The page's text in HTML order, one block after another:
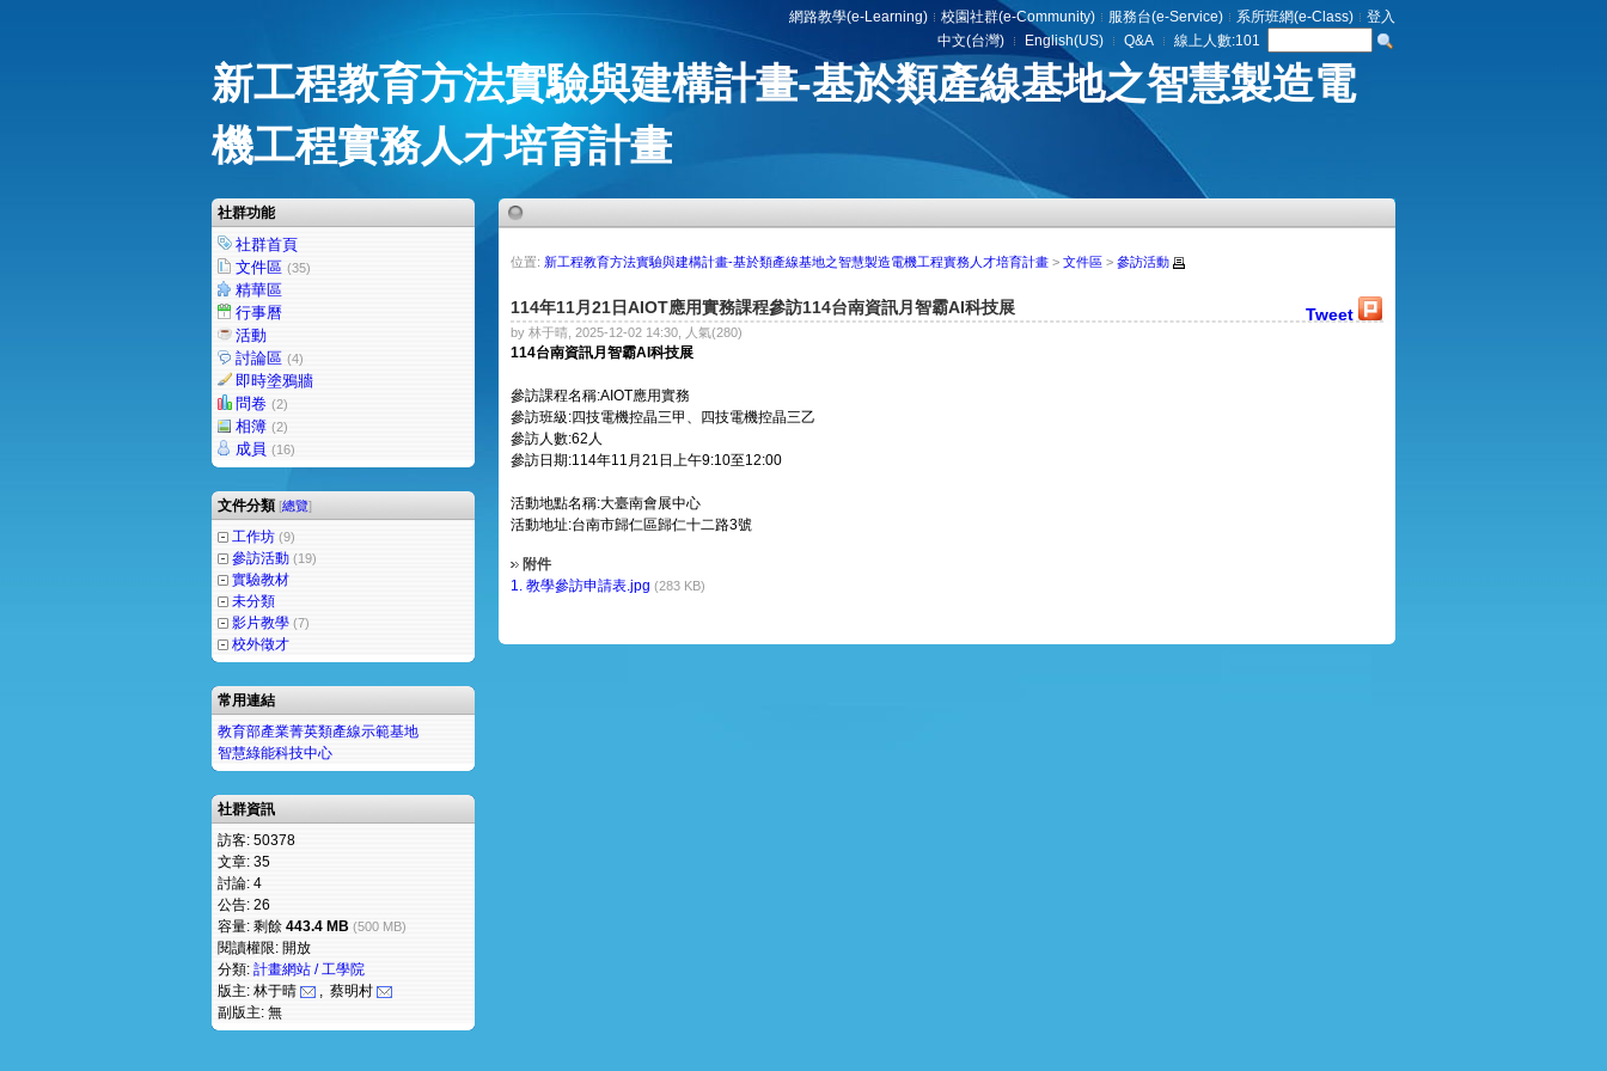
網路教學(e-Learning) 校園社群(e-Community) 服務台(e-Service) 系所班網(e-Class)
登入
中文(台灣)
English(US) Q&A 線上人數:101
新工程教育方法實驗與建構計畫-基於類產線基地之智慧製造電
機工程實務人才培育計畫
社群功能
社群首頁
文件區 (35)
精華區
行事曆
活動
討論區 (4)
即時塗鴉牆
問卷 (2)
相簿 (2)
成員 (16)
文件分類 [總覽]
工作坊 (9)
參訪活動 (19)
實驗教材
未分類
影片教學 (7)
校外徵才
常用連結
教育部產業菁英類產線示範基地
智慧綠能科技中心
社群資訊
訪客: 50378
文章: 35
討論: 4
公告: 26
容量: 剩餘 443.4 MB (500 MB)
閱讀權限: 開放
分類: 計畫網站 / 工學院
版主: 林于晴
, 蔡明村
副版主: 無
位置: 新工程教育方法實驗與建構計畫-基於類產線基地之智慧製造電機工程實務人才培育計畫 > 文件區 > 參訪活動
114年11月21日AIOT應用實務課程參訪114台南資訊月智霸AI科技展 Tweet
by 林于晴, 2025-12-02 14:30, 人氣(280)
114台南資訊月智霸AI科技展
參訪課程名稱:AIOT應用實務
參訪班級:四技電機控晶三甲、四技電機控晶三乙
參訪人數:62人
參訪日期:114年11月21日上午9:10至12:00
活動地點名稱:大臺南會展中心
活動地址:台南市歸仁區歸仁十二路3號
附件
1. 教學參訪申請表.jpg (283 KB)